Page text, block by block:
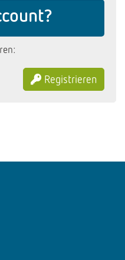
Registrieren